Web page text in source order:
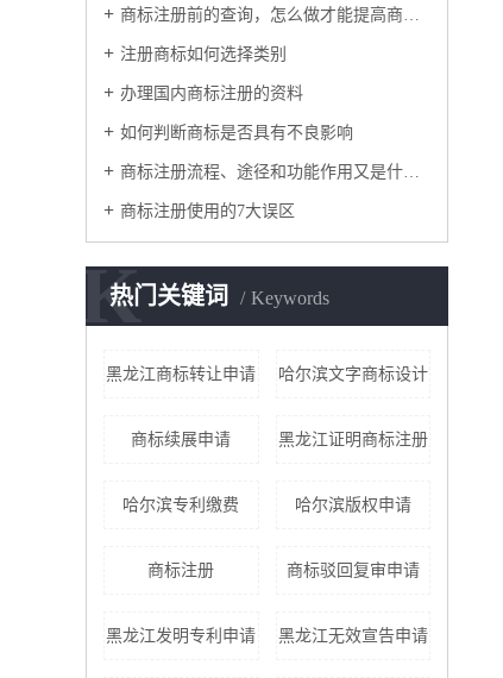
商标注册前的查询，怎么做才能提高商标注册率？
注册商标如何选择类别
办理国内商标注册的资料
如何判断商标是否具有不良影响
商标注册流程、途径和功能作用又是什么呢？
商标注册使用的7大误区
热门关键词 Keywords
K
黑龙江商标转让申请 哈尔滨文字商标设计
商标续展申请 黑龙江证明商标注册
哈尔滨专利缴费 哈尔滨版权申请
商标注册 商标驳回复审申请
黑龙江发明专利申请 黑龙江无效宣告申请